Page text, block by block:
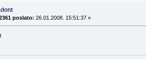
poslato: 26.01.2008. 15:51:37 »